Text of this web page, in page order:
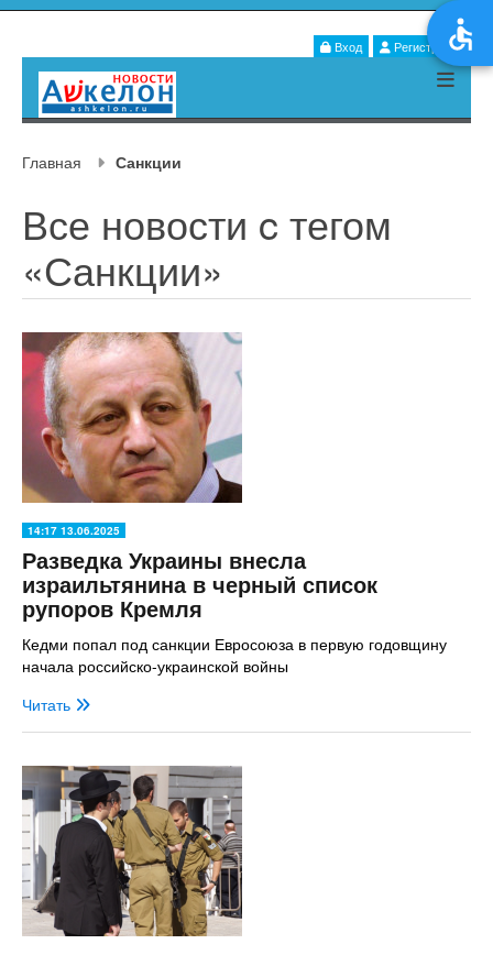
Вход Регистрация
Главная Санкции
Все новости c тегом
«Санкции»
14:17 13.06.2025
Разведка Украины внесла
израильтянина в черный список
рупоров Кремля
Кедми попал под санкции Евросоюза в первую годовщину
начала российско-украинской войны
Читать